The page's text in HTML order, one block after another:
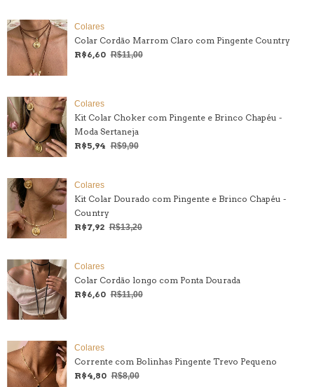
Colares
Colar Cordão Marrom Claro com Pingente Country
R$6,60 R$11,00
Colares
Kit Colar Choker com Pingente e Brinco Chapéu -
Moda Sertaneja
R$5,94 R$9,90
Colares
Kit Colar Dourado com Pingente e Brinco Chapéu -
Country
R$7,92 R$13,20
Colares
Colar Cordão longo com Ponta Dourada
R$6,60 R$11,00
Colares
Corrente com Bolinhas Pingente Trevo Pequeno
R$4,80 R$8,00